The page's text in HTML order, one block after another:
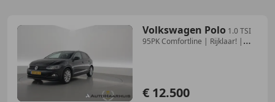
Volkswagen Polo 1.0 TSI
95PK Comfortline | Rijklaar! |
€ 12.500